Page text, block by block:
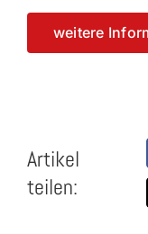
weitere
Artikel
teilen: